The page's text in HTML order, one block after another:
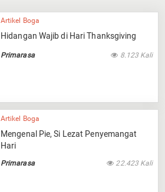
Artikel Boga
Hidangan Wajib di Hari Thanksgiving
Primarasa 8.123 Kali
Artikel Boga
Mengenal Pie, Si Lezat Penyemangat
Hari
Primarasa 22.423 Kali